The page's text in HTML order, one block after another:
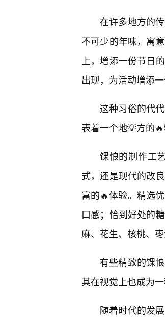
在许多地方的
不可少的年味，寓
上，增添一份节日
出现，为活动增添
这种习俗的代
表着一个地💡方的
馃悢的制作工
式，还是现代的改
富的🔥体验。精选
口感；恰到好处的
麻、花生、核桃、
有些精致的馃
其在视觉上也成为一
随着时代的发